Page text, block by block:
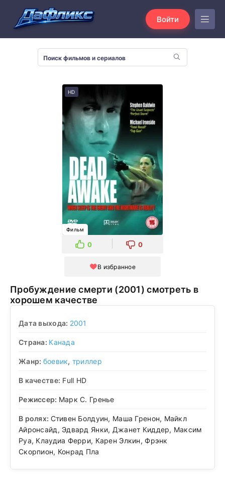
Войти
HD
Фильм
0 0
В избранное
Пробуждение смерти (2001) смотреть в
хорошем качестве
Дата выхода: 2001
Страна: Канада
Жанр: боевик, триллер
В качестве: Full HD
Режиссер: Марк С. Гренье
В ролях: Стивен Болдуин, Маша Гренон, Майкл
Айронсайд, Эдвард Янки, Джанет Киддер, Максим
Руа, Клаудиа Ферри, Карен Элкин, Фрэнк
Скорпион, Конрад Пла